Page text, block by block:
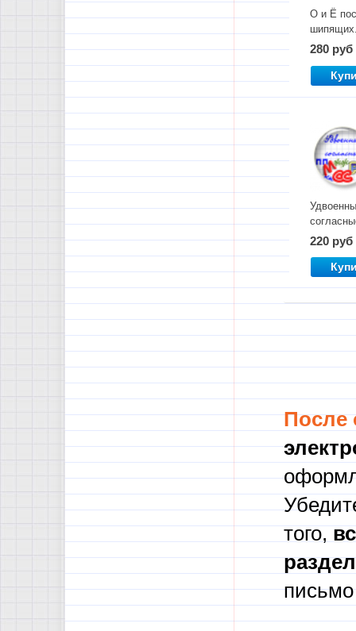
О и Ё
Комплект
280 руб
Комплект
220 руб
После
того,в
письмо